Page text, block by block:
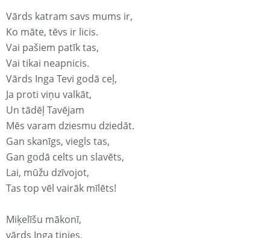
Vārds katram savs mums ir,
Ko māte, tēvs ir licis.
Vai pašiem patīk tas,
Vai tikai neapnicis.
Vārds Inga Tevi godā ceļ,
Ja proti viņu valkāt,
Un tādēļ Tavējam
Mēs varam dziesmu dziedāt.
Gan skanīgs, viegls tas,
Gan godā celts un slavēts,
Lai, mūžu dzīvojot,
Tas top vēl vairāk mīlēts!
Miķelīšu mākonī,
vārds Inga tinies,